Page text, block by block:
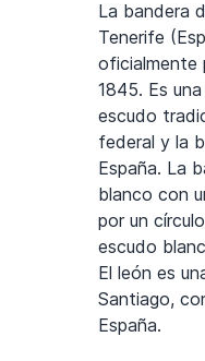
La bandera
Tenerife
oficialmente
1845. Es
escudo
federal y la
España. La
blanco con
por un
escudo
El león es
Santiago,
España.